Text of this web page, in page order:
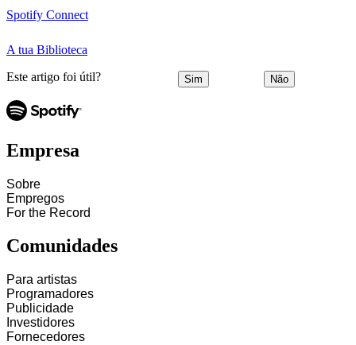
Spotify Connect
A tua Biblioteca
Este artigo foi útil? Sim Não
Empresa
Sobre
Empregos
For the Record
Comunidades
Para artistas
Programadores
Publicidade
Investidores
Fornecedores